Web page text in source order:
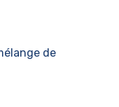
de